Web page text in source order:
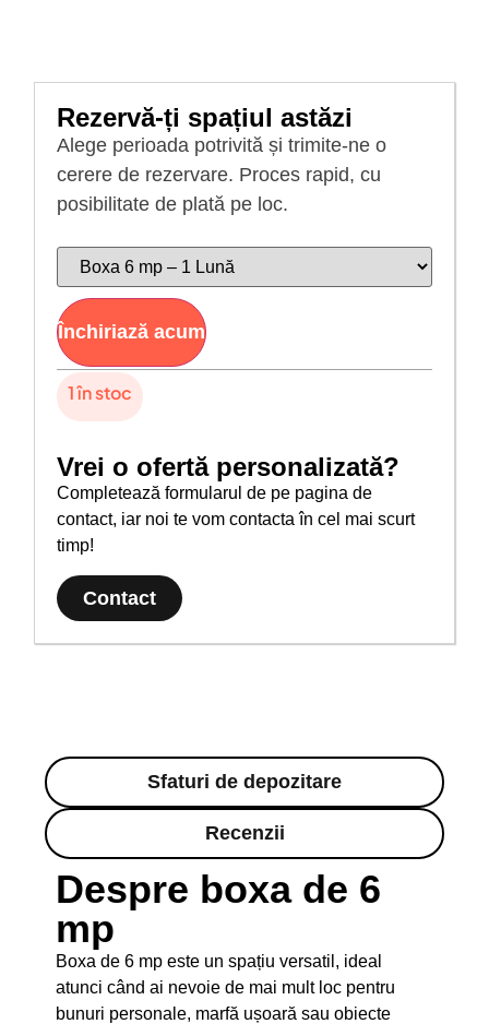
Sfaturi de depozitare
Recenzii
Despre boxa de 6
mp
Boxa de 6 mp este un spațiu versatil, ideal
atunci când ai nevoie de mai mult loc pentru
bunuri personale, marfă ușoară sau obiecte
Rezervă-ți spațiul astăzi
Alege perioada potrivită și trimite-ne o
cerere de rezervare. Proces rapid, cu
posibilitate de plată pe loc.
Închiriază acum
1 în stoc
Vrei o ofertă personalizată?
Completează formularul de pe pagina de
contact, iar noi te vom contacta în cel mai scurt
timp!
Contact